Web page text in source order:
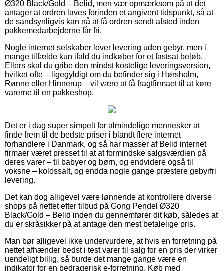
Ø320 Black/Gold – Belid, men vær opmærksom på at det
antager at ordren laves forinden et angivent tidspunkt, så at
de sandsynligvis kan nå at få ordren sendt afsted inden
pakkemedarbejderne får fri.
Nogle internet selskaber lover levering uden gebyr, men i
mange tilfælde kun ifald du indkøber for et fastsat beløb.
Ellers skal du gribe den mindst kostelige leveringsversion,
hvilket ofte – ligegyldigt om du befinder sig i Hørsholm,
Rønne eller Hinnerup – vil være at få fragtfirmaet til at køre
varerne til en pakkeshop.
Det er i dag super simpelt for almindelige mennesker at
finde frem til de bedste priser i blandt flere internet
forhandlere i Danmark, og så har masser af Belid internet
firmaer været presset til at at formindske salgsværdien på
deres varer – til babyer og børn, og endvidere også til
voksne – kolossalt, og endda nogle gange præstere gebyrfri
levering.
Det kan dog alligevel være lønnende at kontrollere diverse
shops på nettet efter tilbud på Gong Pendel Ø320
Black/Gold – Belid inden du gennemfører dit køb, således at
du er skråsikker på at antage den mest betalelige pris.
Man bør alligevel ikke undervurdere, at hvis en forretning på
nettet afhænder bedst i test varer til salg for en pris der virker
uendeligt billig, så burde det mange gange være en
indikator for en bedragerisk e-forretning. Køb med